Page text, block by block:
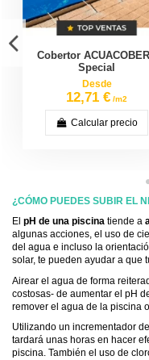
Cobertor
Special
Desde
12,71 € /m2
Calcular precio
¿CÓMO PUEDES SUBIR EL
El pH de una piscina tiende a
algunas acciones, el uso de
del agua e incluso la
solar, te pueden ayudar a que
Airear el agua de forma
costosas- de aumentar el pH
remover el agua de la piscina
Utilizando un incrementador
tardará unas horas en hacer
piscina. También el uso de